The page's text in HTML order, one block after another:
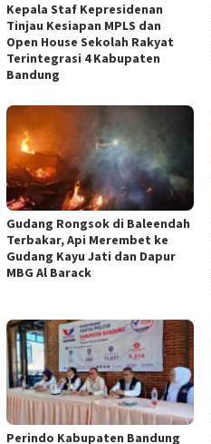
Kepala Staf Kepresidenan
Tinjau Kesiapan MPLS dan
Open House Sekolah Rakyat
Terintegrasi 4 Kabupaten
Bandung
Gudang Rongsok di Baleendah
Terbakar, Api Merembet ke
Gudang Kayu Jati dan Dapur
MBG Al Barack
Perindo Kabupaten Bandung